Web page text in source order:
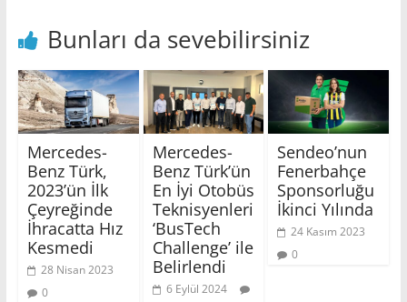
Bunları da sevebilirsiniz
Mercedes-
Benz Türk,
2023’ün İlk
Çeyreğinde
İhracatta Hız
Kesmedi
28 Nisan 2023
0
Mercedes-
Benz Türk’ün
En İyi Otobüs
Teknisyenleri
‘BusTech
Challenge’ ile
Belirlendi
6 Eylül 2024
Sendeo’nun
Fenerbahçe
Sponsorluğu
İkinci Yılında
24 Kasım 2023
0